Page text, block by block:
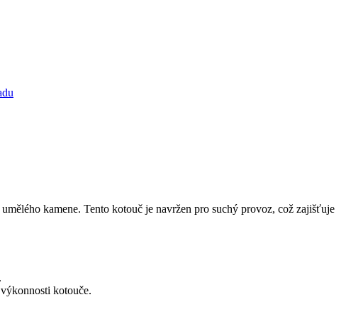
kamene. Tento kotouč je navržen pro suchý provoz, což zajišťuje
kotouče.